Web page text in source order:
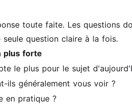
toute faite. Les questions
question claire à la fois.
plus forte
le plus pour le sujet
ils généralement vous voir ?
en pratique ?